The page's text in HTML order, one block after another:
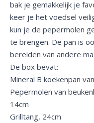
bak je gemakkelijk je
keer je het voedsel
kun je de pepermolen
te brengen. De pan is
bereiden van andere
De box bevat:
Mineral B koekenpan
Pepermolen van
14cm
Grilltang, 24cm